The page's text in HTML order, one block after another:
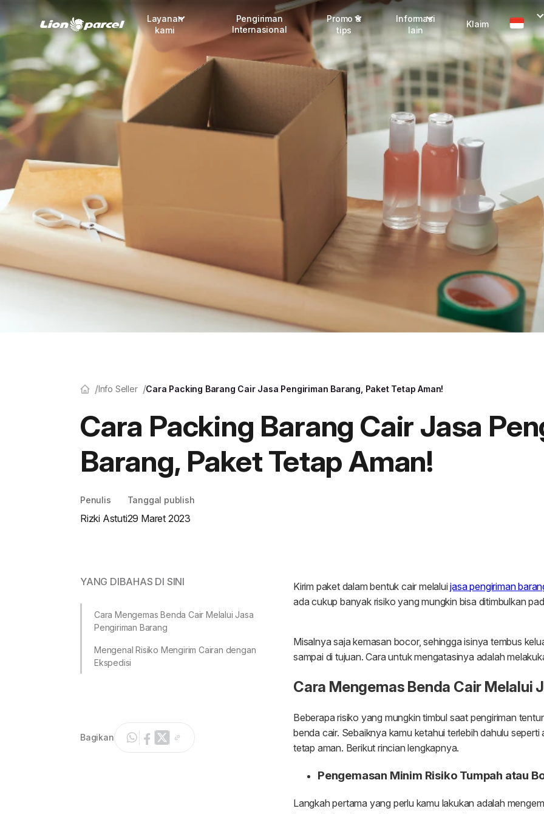
Layanan
kami
COD
Pengiriman
Internasional
Promo &
tips
Promo terbaru
Info seller
Info mitra
Informasi
lain
Dangerous Goods
Karantina
FAQ
Tentang kami
Karir
Klaim
Info Seller Cara Packing Barang Cair Jasa Pengiriman Barang, Paket Tetap Aman!
Cara Packing Barang Cair Jasa
Barang, Paket Tetap Aman!
Penulis
Rizki Astuti
Tanggal publish
29 Maret 2023
YANG DIBAHAS DI SINI
Cara Mengemas Benda Cair Melalui Jasa
Pengiriman Barang
Mengenal Risiko Mengirim Cairan dengan
Ekspedisi
Bagikan